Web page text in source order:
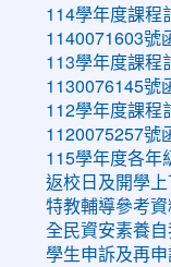
114學年度課程
1140071603號
113學年度課程
1130076145號
112學年度課程
1120075257號
115學年度各年
返校日及開學
特教輔導參考資
全民資安素養
學生申訴及再申